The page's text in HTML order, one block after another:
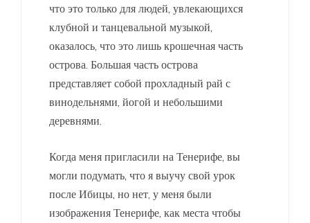
что это только для людей, увлекающихся
клубной и танцевальной музыкой,
оказалось, что это лишь крошечная часть
острова. Большая часть острова
представляет собой прохладный рай с
винодельнями, йогой и небольшими
деревнями.
Когда меня пригласили на Тенерифе, вы
могли подумать, что я выучу свой урок
после Ибицы, но нет, у меня были
изображения Тенерифе, как места чтобы